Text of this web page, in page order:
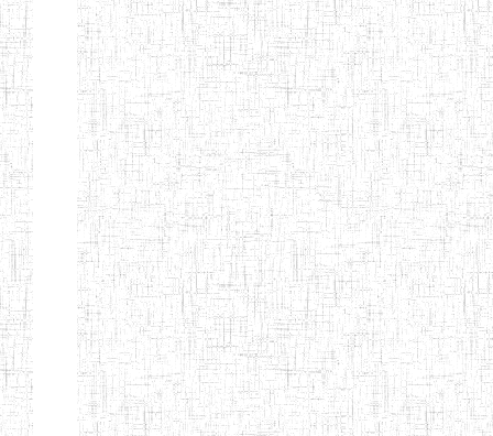
TEACHERS'
TRAINING
INSTITUTE
CAMEROUN
(A.T.T.I.C)
NACHO
TECHNICAL
TEACHER
TRAINING
INSTITUTE
12/08/2010 ENIET
SAINT
28/12/2007 ENIEG